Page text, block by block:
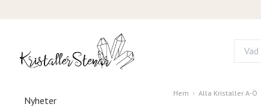
Nyheter
Hem Alla Kristaller A-Ö